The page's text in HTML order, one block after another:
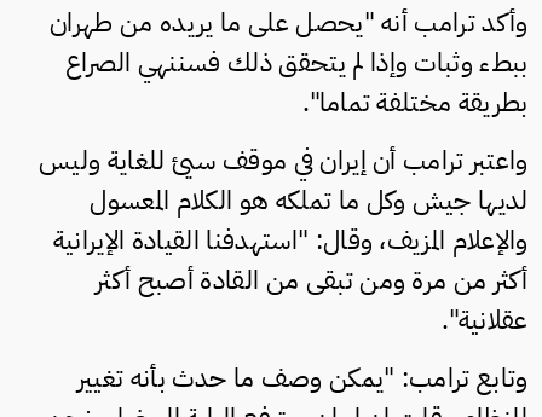
وأكد ترامب أنه "يحصل على ما يريده من طهران
ببطء وثبات وإذا لم يتحقق ذلك فسننهي الصراع
بطريقة مختلفة تماما".
واعتبر ترامب أن إيران في موقف سيئ للغاية وليس
لديها جيش وكل ما تملكه هو الكلام المعسول
والإعلام المزيف، وقال: "استهدفنا القيادة الإيرانية
أكثر من مرة ومن تبقى من القادة أصبح أكثر
عقلانية".
وتابع ترامب: "يمكن وصف ما حدث بأنه تغيير